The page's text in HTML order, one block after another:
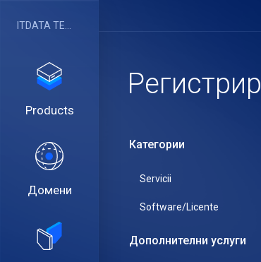
Products
Домени
Категории
Servicii
Software/Licente
Дополнителни услуги